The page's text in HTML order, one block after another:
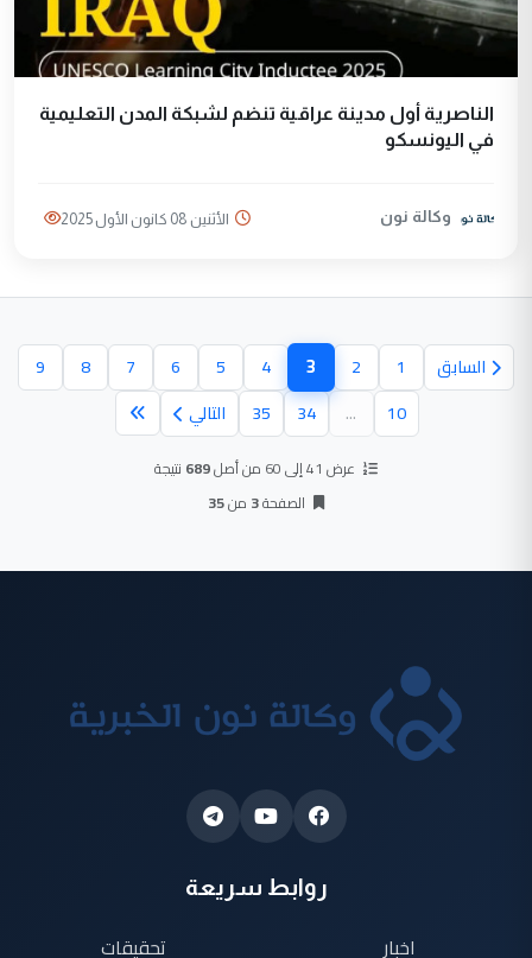
الناصرية أول مدينة عراقية تنضم لشبكة المدن التعليمية
في اليونسكو
وكالة نون الأثنين 08 كانون الأول 2025
السابق 1
2
3
(الصفحة الحالية)
4
5
6
7
8
9
10
...
34
35 التالي
عرض 41 إلى 60 من أصل 689 نتيجة
الصفحة3 من35
روابط سريعة
اخبار
تحقيقات